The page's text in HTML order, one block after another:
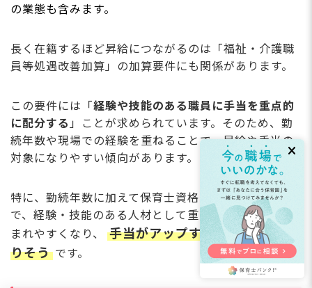
の業態も含みます。
長く在籍するほど昇給につながるのは「福祉・介護職
員等処遇改善加算」の加算要件にも関係があります。
この要件には「 経験や技能のある職員に手当を重点的
に配分する 」ことが求められています。そのため、勤
続年数や現場での経験を重ねることで、昇給や手当の
対象になりやすい傾向があります。
特に、勤続年数に加えて保育士資格を持っていること
で、経験・技能のある人材として重点配分の対象に含
まれやすくなり、
手当がアップする可能性が高ま
りそう です。